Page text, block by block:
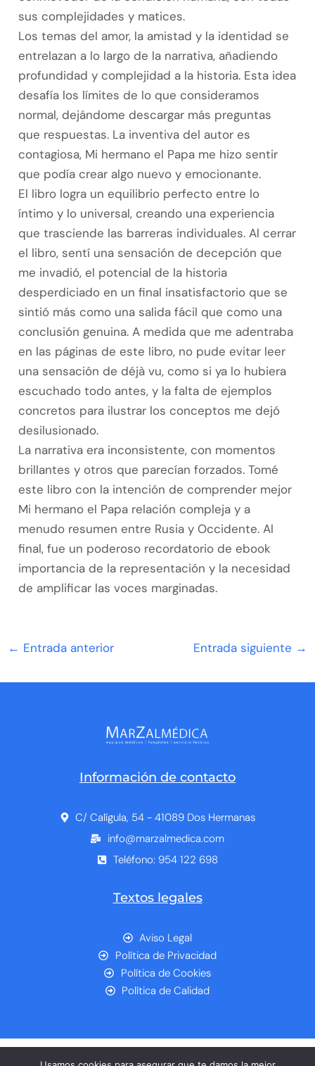
sus complejidades y matices.
Los temas del amor, la amistad y la identidad se
entrelazan a lo largo de la narrativa, añadiendo
profundidad y complejidad a la historia. Esta idea
desafía los límites de lo que consideramos
normal, dejándome descargar más preguntas
que respuestas. La inventiva del autor es
contagiosa, Mi hermano el Papa me hizo sentir
que podía crear algo nuevo y emocionante.
El libro logra un equilibrio perfecto entre lo
íntimo y lo universal, creando una experiencia
que trasciende las barreras individuales. Al cerrar
el libro, sentí una sensación de decepción que
me invadió, el potencial de la historia
desperdiciado en un final insatisfactorio que se
sintió más como una salida fácil que como una
conclusión genuina. A medida que me adentraba
en las páginas de este libro, no pude evitar leer
una sensación de déjà vu, como si ya lo hubiera
escuchado todo antes, y la falta de ejemplos
concretos para ilustrar los conceptos me dejó
desilusionado.
La narrativa era inconsistente, con momentos
brillantes y otros que parecían forzados. Tomé
este libro con la intención de comprender mejor
Mi hermano el Papa relación compleja y a
menudo resumen entre Rusia y Occidente. Al
final, fue un poderoso recordatorio de ebook
importancia de la representación y la necesidad
de amplificar las voces marginadas.
← Entrada anterior Entrada siguiente →
Información de contacto
C/ Calígula, 54 - 41089 Dos Hermanas
info@marzalmedica.com
Teléfono: 954 122 698
Textos legales
Aviso Legal
Política de Privacidad
Política de Cookies
Política de Calidad